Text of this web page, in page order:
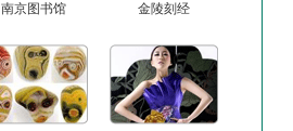
南京图书馆 金陵刻经